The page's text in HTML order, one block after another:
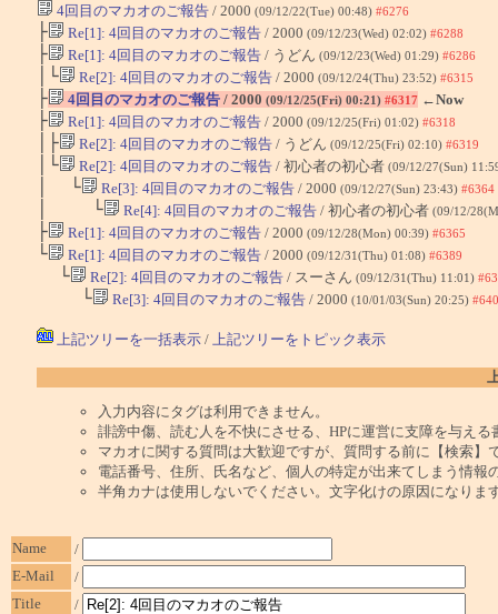
4回目のマカオのご報告/ 2000 (09/12/22(Tue) 00:48) #6276
├ Re[1]: 4回目のマカオのご報告/ 2000 (09/12/23(Wed) 02:02) #6288
├ Re[1]: 4回目のマカオのご報告/ うどん (09/12/23(Wed) 01:29) #6286
│└ Re[2]: 4回目のマカオのご報告/ 2000 (09/12/24(Thu) 23:52) #6315
├ 4回目のマカオのご報告/ 2000 (09/12/25(Fri) 00:21) #6317 ←Now
├ Re[1]: 4回目のマカオのご報告/ 2000 (09/12/25(Fri) 01:02) #6318
│├ Re[2]: 4回目のマカオのご報告/ うどん (09/12/25(Fri) 02:10) #6319
│└ Re[2]: 4回目のマカオのご報告/ 初心者の初心者 (09/12/27(Sun)
│ └ Re[3]: 4回目のマカオのご報告/ 2000 (09/12/27(Sun) 23:43) #6364
│ └ Re[4]: 4回目のマカオのご報告/ 初心者の初心者 (09/12/
├ Re[1]: 4回目のマカオのご報告/ 2000 (09/12/28(Mon) 00:39) #6365
└ Re[1]: 4回目のマカオのご報告/ 2000 (09/12/31(Thu) 01:08) #6389
└ Re[2]: 4回目のマカオのご報告/ スーさん (09/12/31(Thu) 11:01)
└ Re[3]: 4回目のマカオのご報告/ 2000 (10/01/03(Sun) 20:25)
上記ツリーを一括表示/ 上記ツリーをトピック表示
入力内容にタグは利用できません。
誹謗中傷、読む人を不快にさせる、HPに運営に支障を与え
マカオに関する質問は大歓迎ですが、質問する前に【検索】
電話番号、住所、氏名など、個人の特定が出来てしまう情報
半角カナは使用しないでください。文字化けの原因になりま
Name
/
E-Mail
/
Title
/